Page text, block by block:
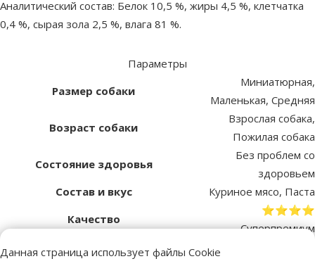
Данная страница использует файлы Cookie
Аналитический состав: Белок 10,5 %, жиры 4,5 %, клетчатка
0,4 %, сырая зола 2,5 %, влага 81 %.
Параметры
Размер собаки
Миниатюрная,
Маленькая, Средняя
Возраст собаки
Взрослая собака,
Пожилая собака
Состояние здоровья
Без проблем со
здоровьем
Состав и вкус
Куриное мясо, Паста
Качество
⭐⭐⭐⭐
Суперпремиум